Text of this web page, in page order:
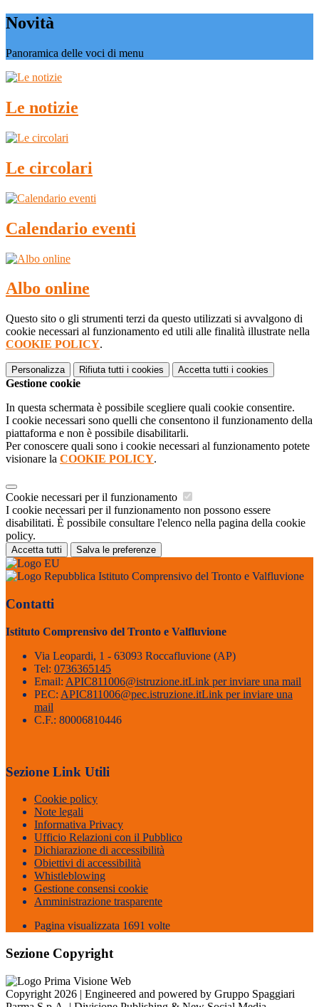
Novità
Panoramica delle voci di menu
Le notizie
Le circolari
Calendario eventi
Albo online
Questo sito o gli strumenti terzi da questo utilizzati si avvalgono di
cookie necessari al funzionamento ed utili alle finalità illustrate nella
COOKIE POLICY.
Personalizza Rifiuta tutti i cookies Accetta tutti i cookies
Gestione cookie
In questa schermata è possibile scegliere quali cookie consentire.
I cookie necessari sono quelli che consentono il funzionamento della
piattaforma e non è possibile disabilitarli.
Per conoscere quali sono i cookie necessari al funzionamento potete
visionare la COOKIE POLICY.
Cookie necessari per il funzionamento
I cookie necessari per il funzionamento non possono essere
disabilitati. È possibile consultare l'elenco nella pagina della cookie
policy.
Accetta tutti Salva le preferenze
Istituto Comprensivo del Tronto e Valfluvione
Contatti
Istituto Comprensivo del Tronto e Valfluvione
Via Leopardi, 1 - 63093 Roccafluvione (AP)
Tel: 0736365145
Email: APIC811006@istruzione.itLink per inviare una mail
PEC: APIC811006@pec.istruzione.itLink per inviare una
mail
C.F.: 80006810446
Sezione Link Utili
Cookie policy
Note legali
Informativa Privacy
Ufficio Relazioni con il Pubblico
Dichiarazione di accessibilità
Obiettivi di accessibilità
Whistleblowing
Gestione consensi cookie
Amministrazione trasparente
Pagina visualizzata 1691 volte
Sezione Copyright
Copyright 2026 | Engineered and powered by Gruppo Spaggiari